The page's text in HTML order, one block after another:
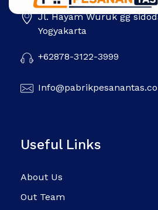
Pabrik Pesanan Tas Jl. Hayam Wuruk gg
Yogyakarta
+62878-3122-3999
Useful Links
About Us
Out Team